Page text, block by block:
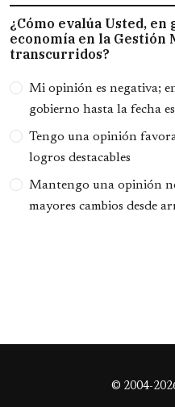
¿Cómo evalúa Usted,
economía en la Gestión
transcurridos?
Opciones
Mi opinión es negativa;
gobierno hasta la fecha
Tengo una opinión
logros destacables
Mantengo una opinión
mayores cambios desde
© 2004-